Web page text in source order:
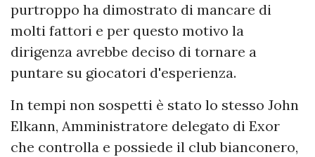
purtroppo ha dimostrato di mancare di
molti fattori e per questo motivo la
dirigenza avrebbe deciso di tornare a
puntare su giocatori d'esperienza.
In tempi non sospetti è stato lo stesso John
Elkann, Amministratore delegato di Exor
che controlla e possiede il club bianconero,